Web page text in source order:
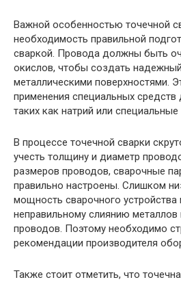
Важной особенностью точечной
необходимость правильной
сваркой. Провода должны быть
окислов, чтобы создать
металлическими поверхностями.
применения специальных средств
таких как натрий или
В процессе точечной сварки
учесть толщину и диаметр
размеров проводов, сварочные
правильно настроены. Слишком
мощность сварочного устройства
неправильному слиянию
проводов. Поэтому необходимо
рекомендации производителя
Также стоит отметить, что